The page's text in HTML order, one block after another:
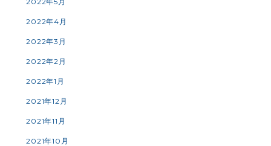
2022年4月
2022年3月
2022年2月
2022年1月
2021年12月
2021年11月
2021年10月